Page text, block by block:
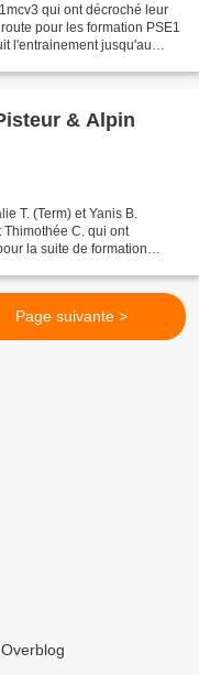
qui ont décroché leur
pour les formation PSE1
l'entrainement jusqu'au
& Alpin
T. (Term) et Yanis B.
C. qui ont
la suite de formation
Page suivante >